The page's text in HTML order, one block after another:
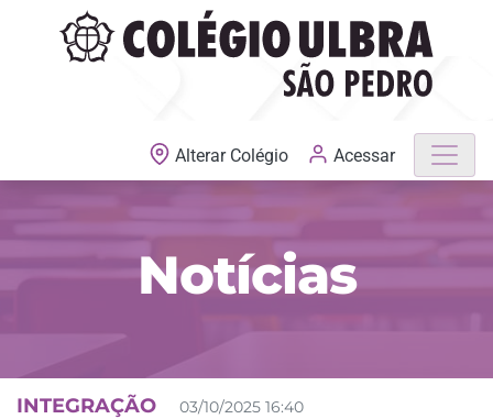
MATRÍCULAS ABERTAS
Alterar Colégio Acessar
Notícias
INTEGRAÇÃO 03/10/2025 16:40